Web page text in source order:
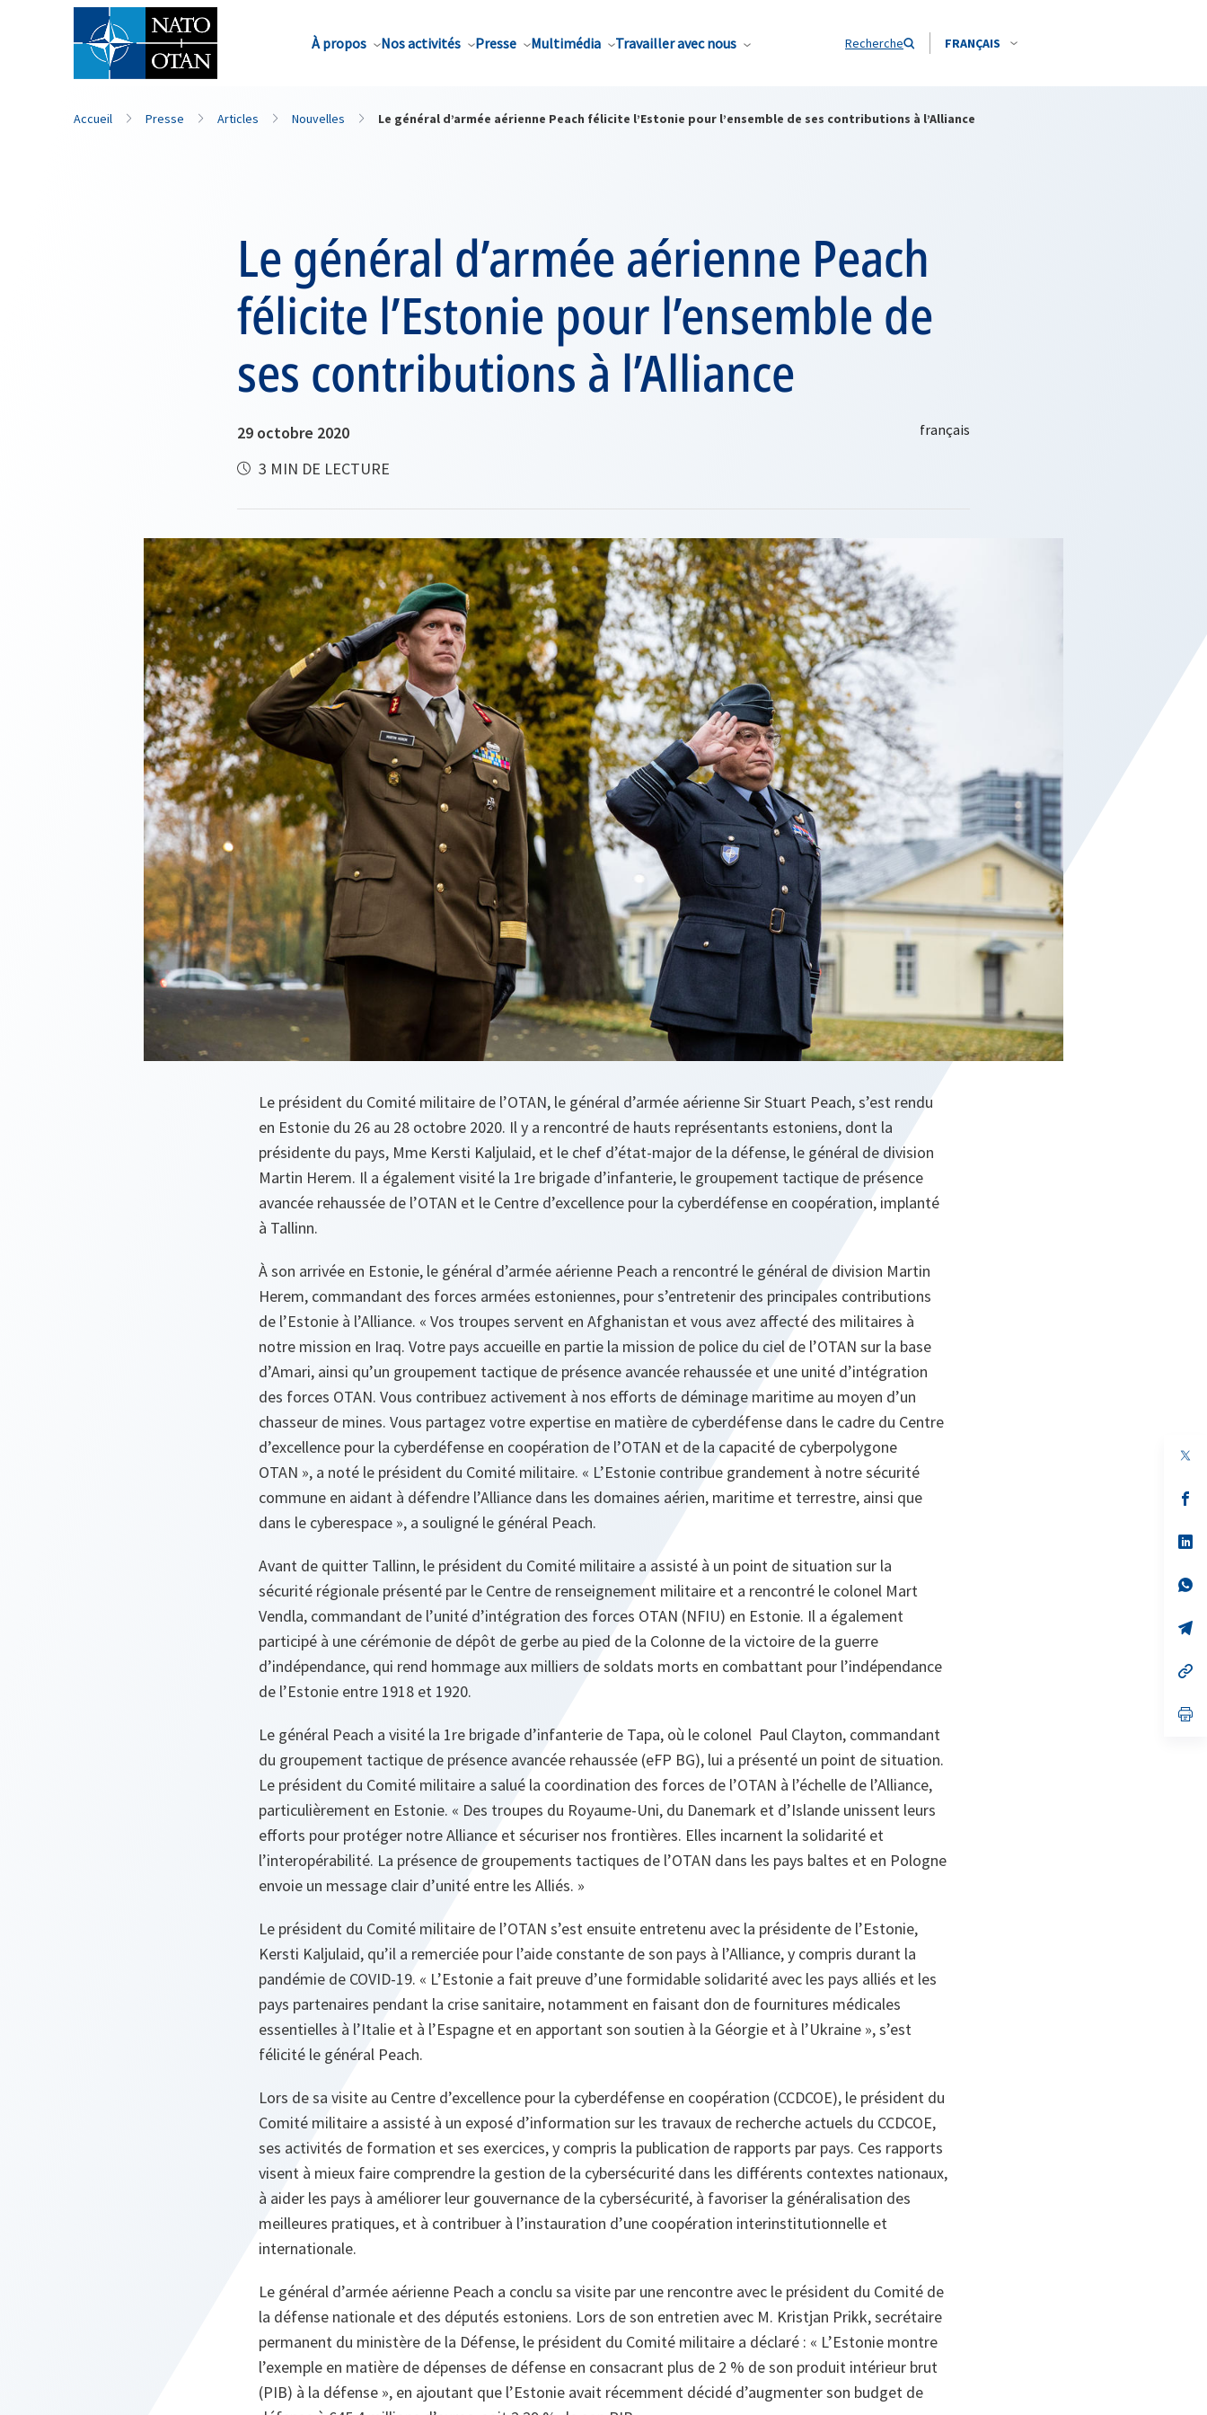
À propos Nos activités Presse Multimédia Travailler avec nous Recherche FRANÇAIS
Nom de famille*
Accueil Presse Articles Nouvelles Le général d’armée aérienne Peach félicite l’Estonie pour l’ensemble de ses contributions à l’Alliance
Le général d’armée aérienne Peach
félicite l’Estonie pour l’ensemble de
ses contributions à l’Alliance
29 octobre 2020
3 MIN DE LECTURE
Le président du Comité militaire de l’OTAN, le général d’armée aérienne Sir Stuart Peach, s’est rendu
en Estonie du 26 au 28 octobre 2020. Il y a rencontré de hauts représentants estoniens, dont la
présidente du pays, Mme Kersti Kaljulaid, et le chef d’état-major de la défense, le général de division
Martin Herem. Il a également visité la 1re brigade d’infanterie, le groupement tactique de présence
avancée rehaussée de l’OTAN et le Centre d’excellence pour la cyberdéfense en coopération, implanté
à Tallinn.
À son arrivée en Estonie, le général d’armée aérienne Peach a rencontré le général de division Martin
Herem, commandant des forces armées estoniennes, pour s’entretenir des principales contributions
de l’Estonie à l’Alliance. « Vos troupes servent en Afghanistan et vous avez affecté des militaires à
notre mission en Iraq. Votre pays accueille en partie la mission de police du ciel de l’OTAN sur la base
d’Amari, ainsi qu’un groupement tactique de présence avancée rehaussée et une unité d’intégration
des forces OTAN. Vous contribuez activement à nos efforts de déminage maritime au moyen d’un
chasseur de mines. Vous partagez votre expertise en matière de cyberdéfense dans le cadre du Centre
d’excellence pour la cyberdéfense en coopération de l’OTAN et de la capacité de cyberpolygone
OTAN », a noté le président du Comité militaire. « L’Estonie contribue grandement à notre sécurité
commune en aidant à défendre l’Alliance dans les domaines aérien, maritime et terrestre, ainsi que
dans le cyberespace », a souligné le général Peach.
Avant de quitter Tallinn, le président du Comité militaire a assisté à un point de situation sur la
sécurité régionale présenté par le Centre de renseignement militaire et a rencontré le colonel Mart
Vendla, commandant de l’unité d’intégration des forces OTAN (NFIU) en Estonie. Il a également
participé à une cérémonie de dépôt de gerbe au pied de la Colonne de la victoire de la guerre
d’indépendance, qui rend hommage aux milliers de soldats morts en combattant pour l’indépendance
de l’Estonie entre 1918 et 1920.
Le général Peach a visité la 1re brigade d’infanterie de Tapa, où le colonel Paul Clayton, commandant
du groupement tactique de présence avancée rehaussée (eFP BG), lui a présenté un point de situation.
Le président du Comité militaire a salué la coordination des forces de l’OTAN à l’échelle de l’Alliance,
particulièrement en Estonie. « Des troupes du Royaume-Uni, du Danemark et d’Islande unissent leurs
efforts pour protéger notre Alliance et sécuriser nos frontières. Elles incarnent la solidarité et
l’interopérabilité. La présence de groupements tactiques de l’OTAN dans les pays baltes et en Pologne
envoie un message clair d’unité entre les Alliés. »
Le président du Comité militaire de l’OTAN s’est ensuite entretenu avec la présidente de l’Estonie,
Kersti Kaljulaid, qu’il a remerciée pour l’aide constante de son pays à l’Alliance, y compris durant la
pandémie de COVID-19. « L’Estonie a fait preuve d’une formidable solidarité avec les pays alliés et les
pays partenaires pendant la crise sanitaire, notamment en faisant don de fournitures médicales
essentielles à l’Italie et à l’Espagne et en apportant son soutien à la Géorgie et à l’Ukraine », s’est
félicité le général Peach.
Lors de sa visite au Centre d’excellence pour la cyberdéfense en coopération (CCDCOE), le président du
Comité militaire a assisté à un exposé d’information sur les travaux de recherche actuels du CCDCOE,
ses activités de formation et ses exercices, y compris la publication de rapports par pays. Ces rapports
visent à mieux faire comprendre la gestion de la cybersécurité dans les différents contextes nationaux,
à aider les pays à améliorer leur gouvernance de la cybersécurité, à favoriser la généralisation des
meilleures pratiques, et à contribuer à l’instauration d’une coopération interinstitutionnelle et
internationale.
Le général d’armée aérienne Peach a conclu sa visite par une rencontre avec le président du Comité de
la défense nationale et des députés estoniens. Lors de son entretien avec M. Kristjan Prikk, secrétaire
permanent du ministère de la Défense, le président du Comité militaire a déclaré : « L’Estonie montre
l’exemple en matière de dépenses de défense en consacrant plus de 2 % de son produit intérieur brut
(PIB) à la défense », en ajoutant que l’Estonie avait récemment décidé d’augmenter son budget de